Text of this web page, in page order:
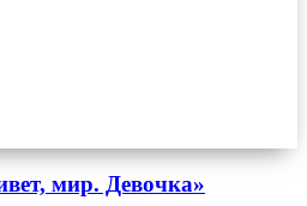
мир. Девочка»